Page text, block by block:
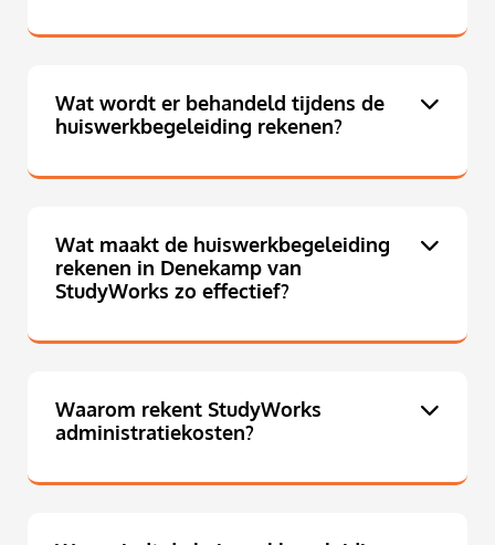
Wat wordt er behandeld tijdens de
huiswerkbegeleiding rekenen?
Wat maakt de huiswerkbegeleiding
rekenen in Denekamp van
StudyWorks zo effectief?
Waarom rekent StudyWorks
administratiekosten?